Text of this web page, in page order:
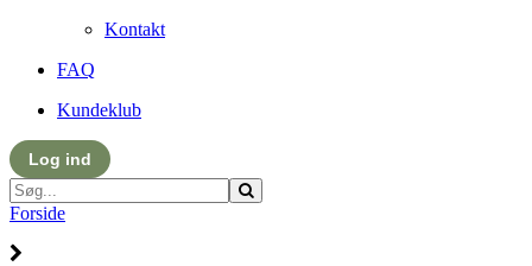
Kontakt
FAQ
Kundeklub
Log ind
Forside